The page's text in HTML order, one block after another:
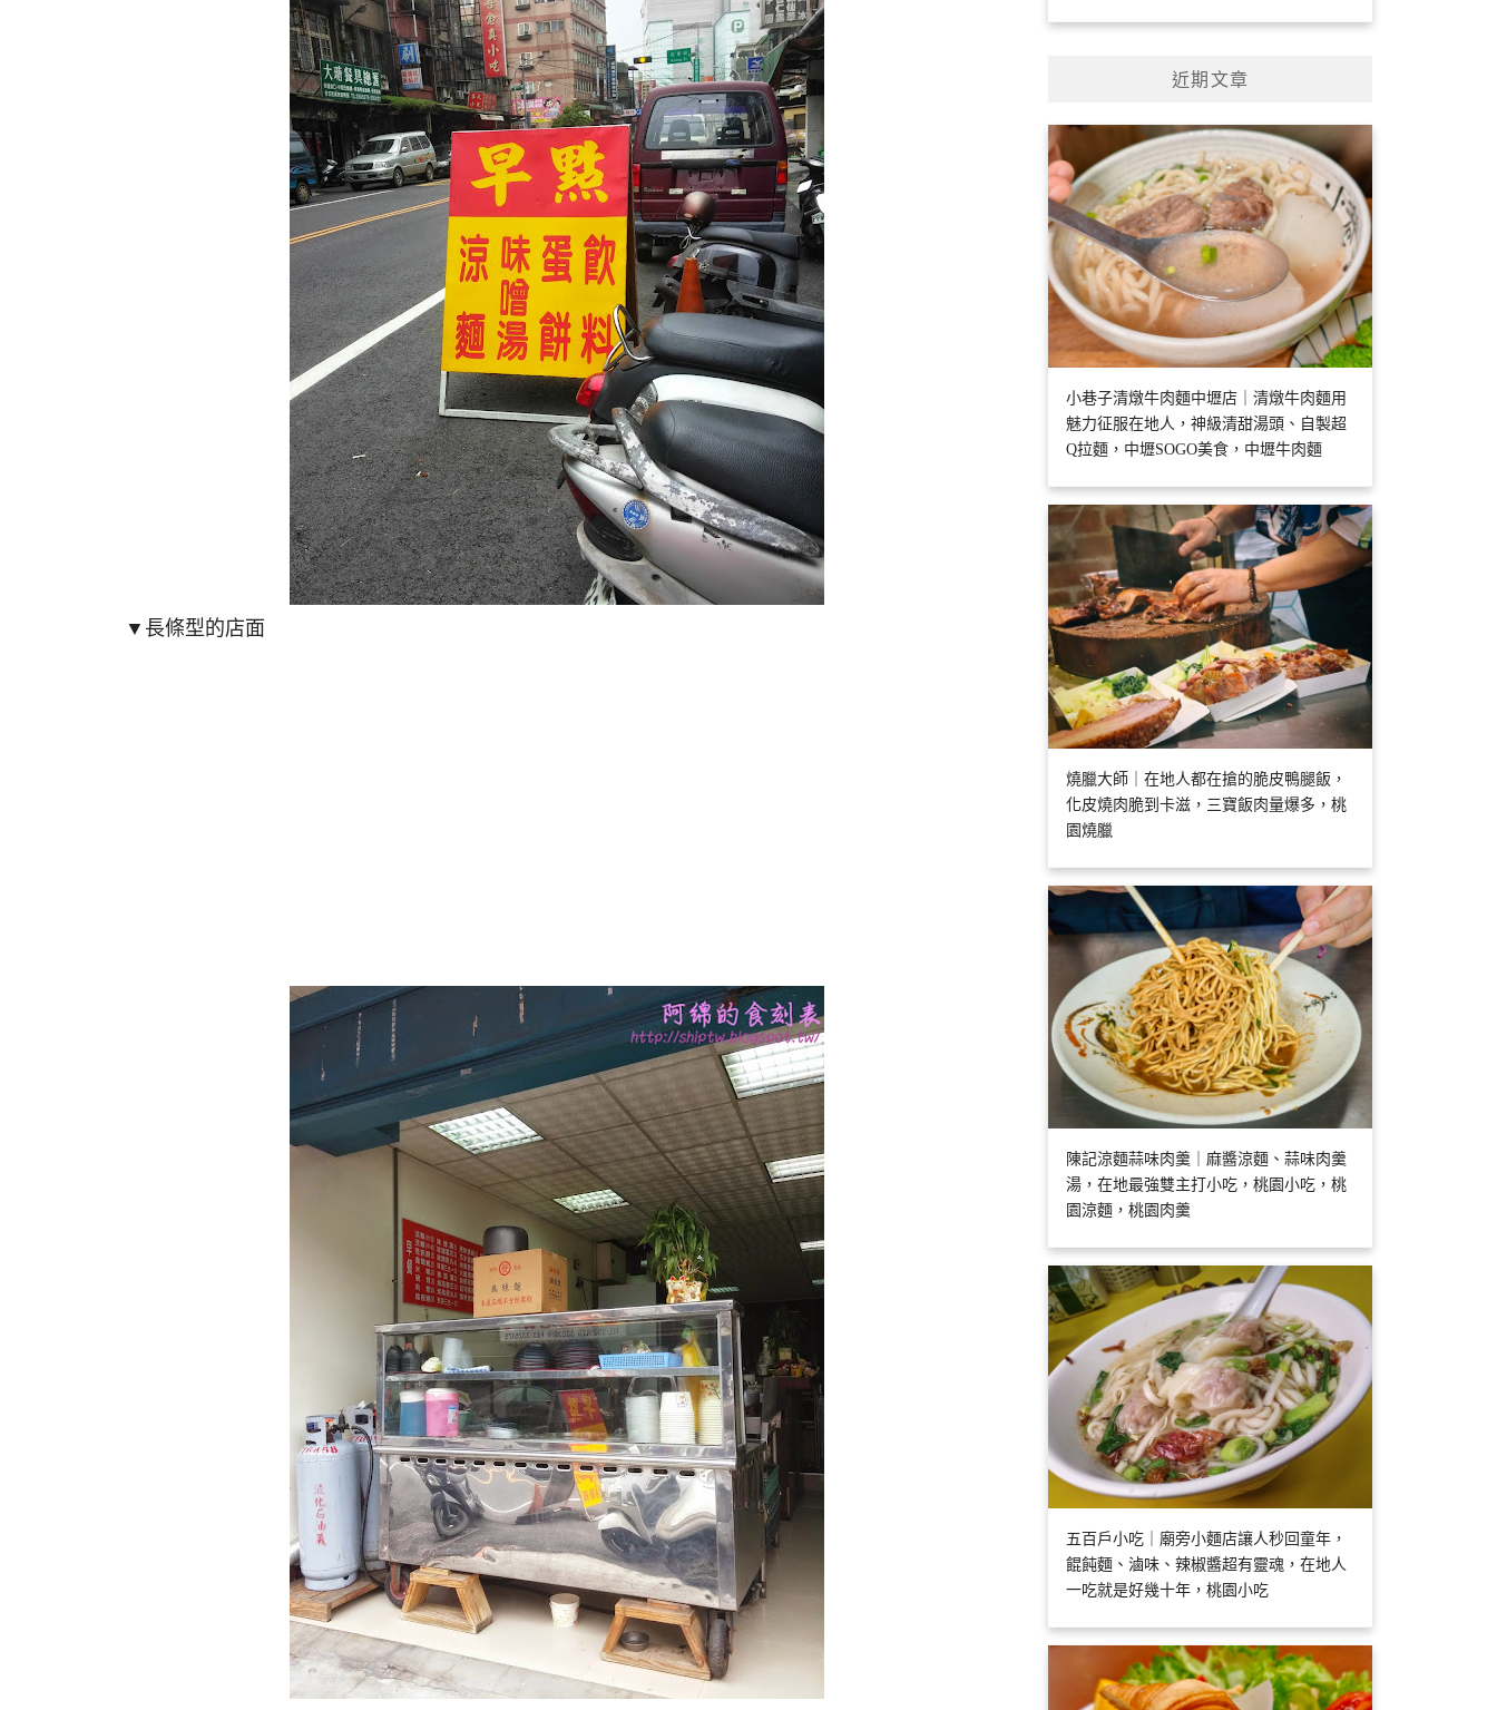
▼長條型的店面
近期文章
小巷子清燉牛肉麵中壢店｜清燉牛肉麵用
魅力征服在地人，神級清甜湯頭、自製超
Q拉麵，中壢SOGO美食，中壢牛肉麵
燒臘大師｜在地人都在搶的脆皮鴨腿飯，
化皮燒肉脆到卡滋，三寶飯肉量爆多，桃
園燒臘
陳記涼麵蒜味肉羹｜麻醬涼麵、蒜味肉羹
湯，在地最強雙主打小吃，桃園小吃，桃
園涼麵，桃園肉羹
五百戶小吃｜廟旁小麵店讓人秒回童年，
餛飩麵、滷味、辣椒醬超有靈魂，在地人
一吃就是好幾十年，桃園小吃